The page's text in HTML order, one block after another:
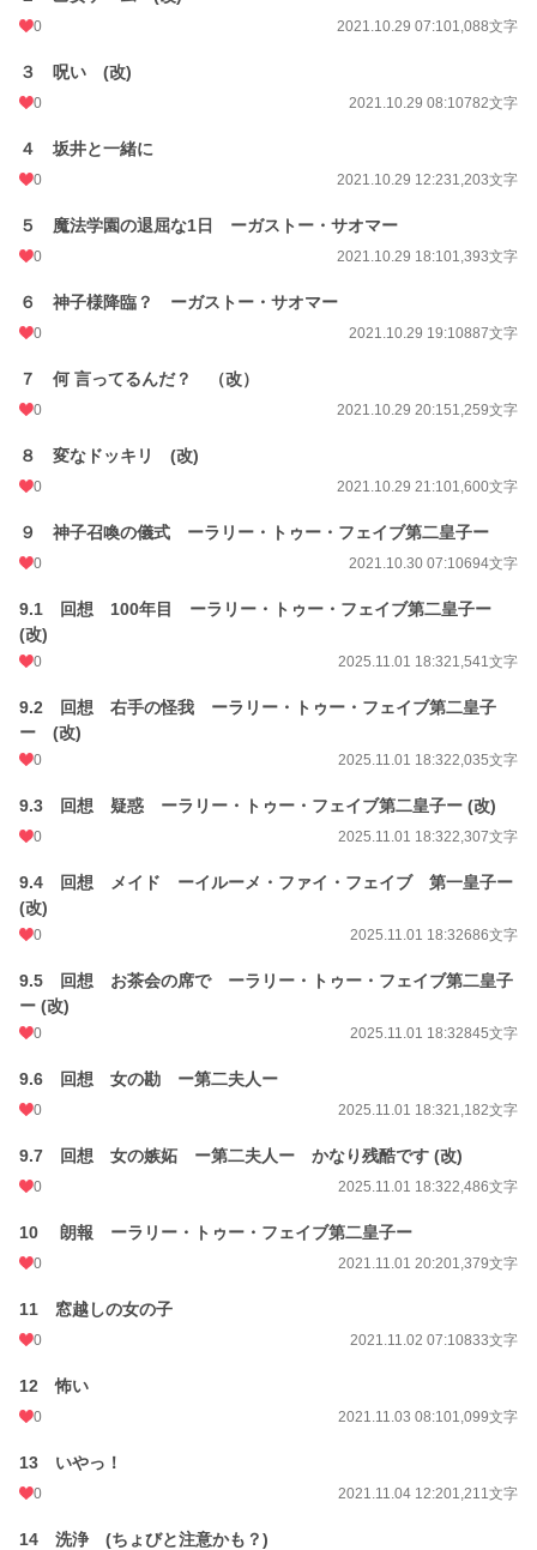
※9.1～9.7の回想シーンを非公開させていただきます。
※番外編１〜10を非公開させていただきます。
*************************
お気に入り登録と、しおりを使っていただいて有難うございます。
読者様がいるってわかって凄く嬉しいです💗
『巻き添えで異世界召喚させられた?!世界を救うのは主人公にまかせてモブの俺
同じタイトルにするつもりでしたが芸がないので変えてみました。
小説 228,955 位 / 228,955 件
お気に入り 136
24h.ポイント
文字数 254,786
更新日時
週間ポイント
月間ポイント
年間ポイント
0 2021.10.29 07:101,088文字
３ 呪い (改)
0 2021.10.29 08:10782文字
４ 坂井と一緒に
0 2021.10.29 12:231,203文字
５ 魔法学園の退屈な1日 ーガストー・サオマー
0 2021.10.29 18:101,393文字
６ 神子様降臨？ ーガストー・サオマー
0 2021.10.29 19:10887文字
７ 何 言ってるんだ？ （改）
0 2021.10.29 20:151,259文字
８ 変なドッキリ (改)
0 2021.10.29 21:101,600文字
９ 神子召喚の儀式 ーラリー・トゥー・フェイブ第二皇子ー
0 2021.10.30 07:10694文字
9.1 回想 100年目 ーラリー・トゥー・フェイブ第二皇子ー
(改)
0 2025.11.01 18:321,541文字
9.2 回想 右手の怪我 ーラリー・トゥー・フェイブ第二皇子
ー (改)
0 2025.11.01 18:322,035文字
9.3 回想 疑惑 ーラリー・トゥー・フェイブ第二皇子ー (改)
0 2025.11.01 18:322,307文字
9.4 回想 メイド ーイルーメ・ファイ・フェイブ 第一皇子ー
(改)
0 2025.11.01 18:32686文字
9.5 回想 お茶会の席で ーラリー・トゥー・フェイブ第二皇子
ー (改)
0 2025.11.01 18:32845文字
9.6 回想 女の勘 ー第二夫人ー
0 2025.11.01 18:321,182文字
9.7 回想 女の嫉妬 ー第二夫人ー かなり残酷です (改)
0 2025.11.01 18:322,486文字
10 朗報 ーラリー・トゥー・フェイブ第二皇子ー
0 2021.11.01 20:201,379文字
11 窓越しの女の子
0 2021.11.02 07:10833文字
12 怖い
0 2021.11.03 08:101,099文字
13 いやっ！
0 2021.11.04 12:201,211文字
14 洗浄 (ちょびと注意かも？)